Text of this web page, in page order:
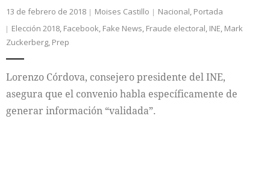
13 de febrero de 2018 Moises Castillo Nacional, Portada
Elección 2018, Facebook, Fake News, Fraude electoral, INE, Mark
Zuckerberg, Prep
Lorenzo Córdova, consejero presidente del INE,
asegura que el convenio habla específicamente de
generar información “validada”.